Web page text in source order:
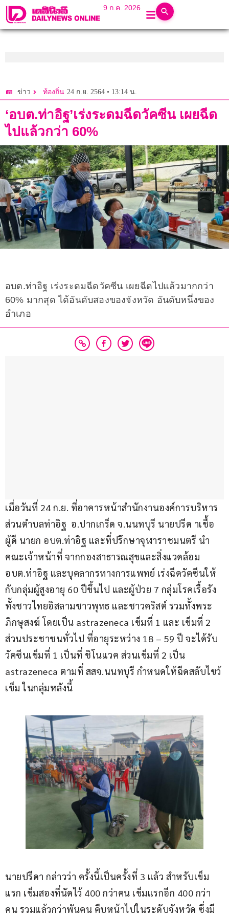
9 ก.ค. 2026
ข่าว ท้องถิ่น 24 ก.ย. 2564 • 13:14 น.
‘อบต.ท่าอิฐ’เร่งระดมฉีดวัคซีน เผยฉีด
ไปแล้วกว่า 60%
อบต.ท่าอิฐ เร่งระดมฉีดวัคซีน เผยฉีดไปแล้วมากกว่า
60% มากสุด ได้อันดับสองของจังหวัด อันดับหนึ่งของ
อำเภอ
เมื่อวันที่ 24 ก.ย. ที่อาคารหน้าสำนักงานองค์การบริหาร
ส่วนตำบลท่าอิฐ  อ.ปากเกร็ด จ.นนทบุรี นายปรีด าเชื้อ
ผู้ดี นายก อบต.ท่าอิฐ และที่ปรึกษาจุฬาราชมนตรี นำ
คณะเจ้าหน้าที่ จากกองสาธารณสุขและสิ่งแวดล้อม
อบต.ท่าอิฐ และบุคลากรทางการแพทย์ เร่งฉีดวัคซีนให้
กับกลุ่มผู้สูงอายุ 60 ปีขึ้นไป และผู้ป่วย 7 กลุ่มโรคเรื้อรัง
ทั้งชาวไทยอิสลามชาวพุทธ และชาวคริสต์ รวมทั้งพระ
ภิกษุสงฆ์ โดยเป็น astrazeneca เข็มที่ 1 และ เข็มที่ 2
ส่วนประชาชนทั่วไป ที่อายุระหว่าง 18 – 59 ปี จะได้รับ
วัคซีนเข็มที่ 1 เป็นที่ ชิโนแวค ส่วนเข็มที่ 2 เป็น
astrazeneca ตามที่ สสจ.นนทบุรี กำหนดให้ฉีดสลับไขว้
เข็ม ในกลุ่มหลังนี้
นายปรีดา กล่าวว่า ครั้งนี้เป็นครั้งที่ 3 แล้ว สำหรับเข็ม
แรก เข็มสองที่นัดไว้ 400 กว่าคน เข็มแรกอีก 400 กว่า
คน รวมแล้วกว่าพันคน คืบหน้าไปในระดับจังหวัด ซึ่งมี